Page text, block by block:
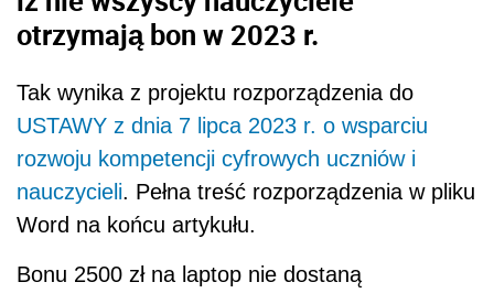
otrzymają bon w 2023 r.
Tak wynika z projektu rozporządzenia do
USTAWY z dnia 7 lipca 2023 r. o wsparciu
rozwoju kompetencji cyfrowych uczniów i
nauczycieli. Pełna treść rozporządzenia w pliku
Word na końcu artykułu.
Bonu 2500 zł na laptop nie dostaną